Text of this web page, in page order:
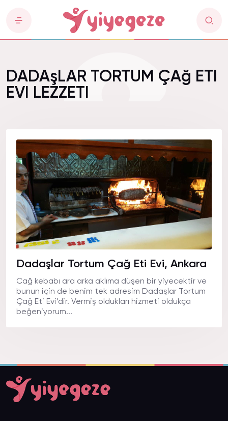
DADAşLAR TORTUM ÇAğ ETI
EVI LEZZETI
Dadaşlar Tortum Çağ Eti Evi, Ankara
Cağ kebabı ara arka aklıma düşen bir yiyecektir ve
bunun için de benim tek adresim Dadaşlar Tortum
Çağ Eti Evi’dir. Vermiş oldukları hizmeti oldukça
beğeniyorum...